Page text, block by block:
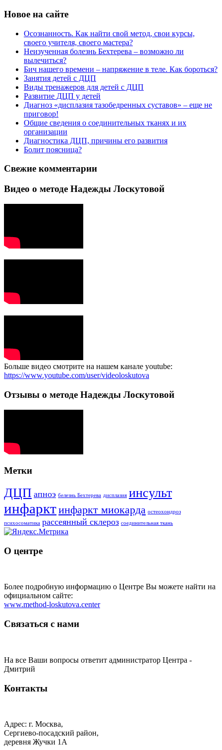
Новое на сайте
Осознанность. Как найти свой метод, свои курсы,
своего учителя, своего мастера?
Неизученная болезнь Бехтерева – возможно ли
вылечиться?
Бич нашего времени – напряжение в теле. Как бороться?
Занятия детей с ДЦП
Виды тренажеров для детей с ДЦП
Развитие ДЦП у детей
Диагноз «дисплазия тазобедренных суставов» – еще не
приговор!
Общие сведения о соединительных тканях и их
организации
Диагностика ДЦП, причины его развития
Болит поясница?
Свежие комментарии
Видео о методе Надежды Лоскутовой
Больше видео смотрите на нашем канале youtube:
https://www.youtube.com/user/videoloskutova
Отзывы о методе Надежды Лоскутовой
Метки
ДЦП апноэ белезнь Бехтерева дисплазия инсульт
инфарктинфаркт миокарда остеохондроз
психосоматика рассеянный склероз соединительная ткань
О центре
Более подробную информацию о Центре Вы можете найти на
официальном сайте:
www.method-loskutova.center
Связаться с нами
На все Ваши вопросы ответит администратор Центра -
Дмитрий
Контакты
Адрес: г. Москва,
Сергиево-посадский район,
деревня Жучки 1А